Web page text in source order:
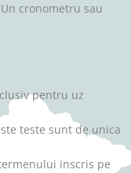
cronometru sau
pentru uz
teste sunt de unica
inscris pe